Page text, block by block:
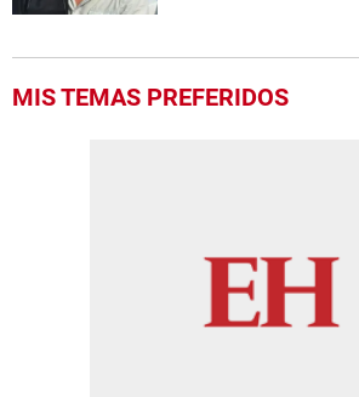
MIS TEMAS PREFERIDOS